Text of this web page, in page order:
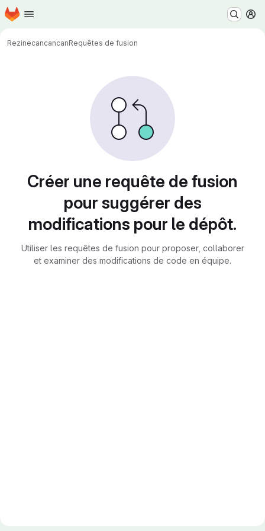
Passer au contenu principal
Page d'accueil
RezinecancancanRequêtes de fusion
Créer une requête de fusion
pour suggérer des
modifications pour le dépôt.
Utiliser les requêtes de fusion pour proposer, collaborer
et examiner des modifications de code en équipe.